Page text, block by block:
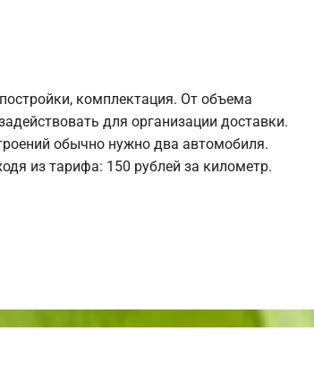
комплектация. От объема
для организации доставки.
обычно нужно два автомобиля.
из тарифа: 150 рублей за километр.